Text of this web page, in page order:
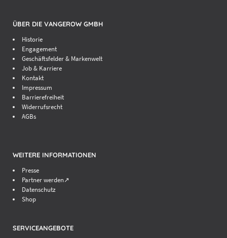
ÜBER DIE VANGEROW GMBH
Historie
Engagement
Geschäftsfelder & Markenwelt
Job & Karriere
Kontakt
Impressum
Barrierefreiheit
Widerrufsrecht
AGBs
WEITERE INFORMATIONEN
Presse
Partner werden↗
Datenschutz
Shop
SERVICEANGEBOTE